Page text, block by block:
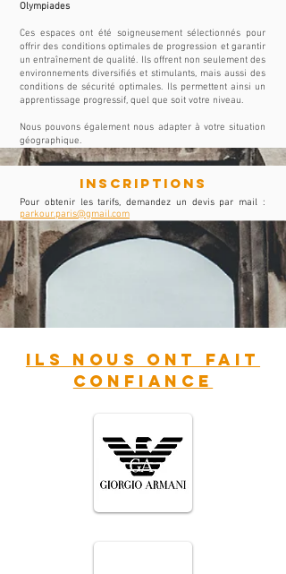
Olympiades
Ces espaces ont été soigneusement sélectionnés pour
offrir des conditions optimales de progression et garantir
un entraînement de qualité. Ils offrent non seulement des
environnements diversifiés et stimulants, mais aussi des
conditions de sécurité optimales. Ils permettent ainsi un
apprentissage progressif, quel que soit votre niveau.
Nous pouvons également nous adapter à votre situation
géographique.
inscriptions
Pour obtenir les tarifs, demandez un devis par mail :
parkour.paris@gmail.com
Ils nous ont fait
confiance